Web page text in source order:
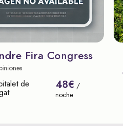
Fira Congress
de 48€ /
noche